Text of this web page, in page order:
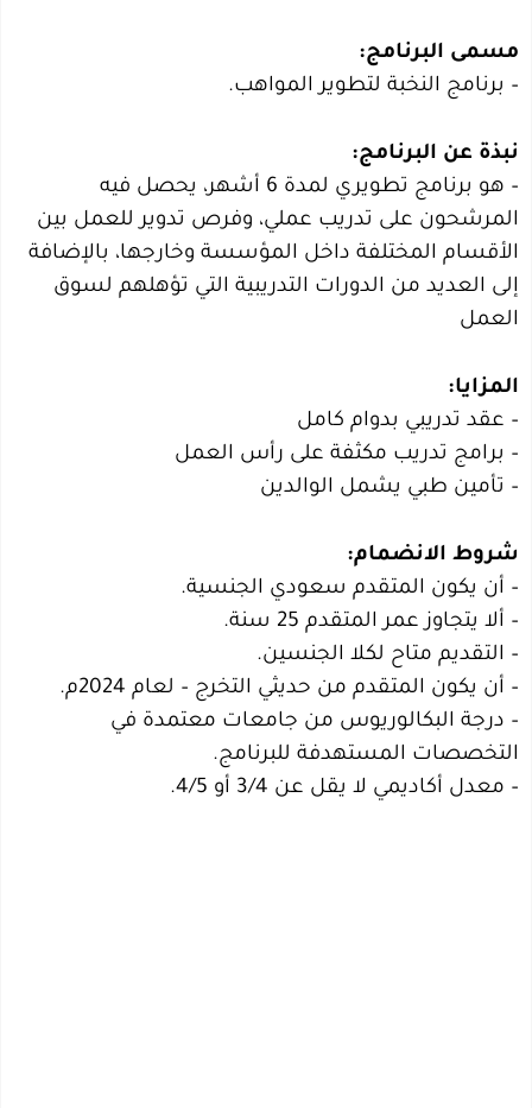
مسمى البرنامج:
– برنامج النخبة لتطوير المواهب.
نبذة عن البرنامج:
– هو برنامج تطويري لمدة 6 أشهر، يحصل فيه
المرشحون على تدريب عملي، وفرص تدوير للعمل بين
الأقسام المختلفة داخل المؤسسة وخارجها، بالإضافة
إلى العديد من الدورات التدريبية التي تؤهلهم لسوق
العمل
المزايا:
– عقد تدريبي بدوام كامل
– برامج تدريب مكثفة على رأس العمل
– تأمين طبي يشمل الوالدين
شروط الانضمام:
– أن يكون المتقدم سعودي الجنسية.
– ألا يتجاوز عمر المتقدم 25 سنة.
– التقديم متاح لكلا الجنسين.
– أن يكون المتقدم من حديثي التخرج – لعام 2024م.
– درجة البكالوريوس من جامعات معتمدة في
التخصصات المستهدفة للبرنامج.
– معدل أكاديمي لا يقل عن 3/4 أو 4/5.